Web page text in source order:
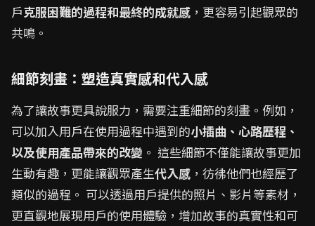
戶克服困難的過程和最終的成就感 ，更容易引起觀眾的
共鳴。
細節刻畫：塑造真實感和代入感
為了讓故事更具說服力，需要注重細節的刻畫。例如，
可以加入用戶在使用過程中遇到的小插曲、心路歷程、
以及使用產品帶來的改變 。 這些細節不僅能讓故事更加
生動有趣，更能讓觀眾產生代入感 ，彷彿他們也經歷了
類似的過程。 可以透過用戶提供的照片、影片等素材，
更直觀地展現用戶的使用體驗，增加故事的真實性和可